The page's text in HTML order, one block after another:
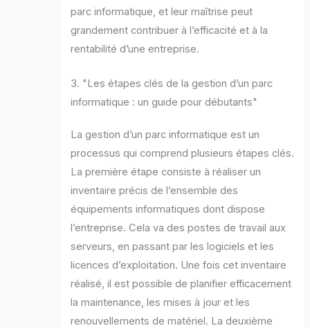
parc informatique, et leur maîtrise peut
grandement contribuer à l’efficacité et à la
rentabilité d’une entreprise.
3. "Les étapes clés de la gestion d’un parc
informatique : un guide pour débutants"
La gestion d’un parc informatique est un
processus qui comprend plusieurs étapes clés.
La première étape consiste à réaliser un
inventaire précis de l’ensemble des
équipements informatiques dont dispose
l’entreprise. Cela va des postes de travail aux
serveurs, en passant par les logiciels et les
licences d’exploitation. Une fois cet inventaire
réalisé, il est possible de planifier efficacement
la maintenance, les mises à jour et les
renouvellements de matériel. La deuxième